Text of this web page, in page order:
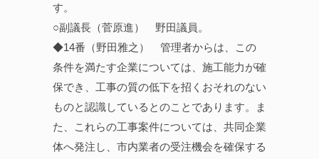
す。
○副議長（菅原進） 野田議員。
◆14番（野田雅之） 管理者からは、この
条件を満たす企業については、施工能力が確
保でき、工事の質の低下を招くおそれのない
ものと認識しているとのことであります。ま
た、これらの工事案件については、共同企業
体へ発注し、市内業者の受注機会を確保する